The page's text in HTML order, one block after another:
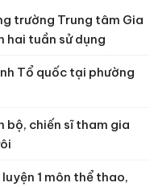
trường Trung tâm Gia
hai tuần sử dụng
Tổ quốc tại phường
bộ, chiến sĩ tham gia
1 môn thể thao,